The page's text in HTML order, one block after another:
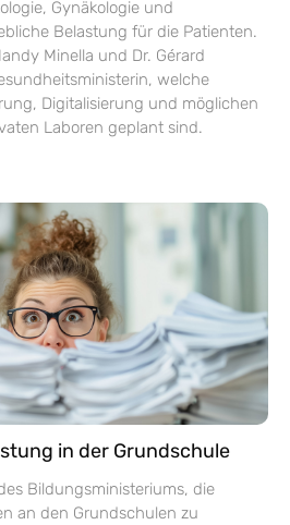
Gynäkologie und
Belastung für die Patienten.
Minella und Dr. Gérard
welche
Digitalisierung und möglichen
Laboren geplant sind.
in der Grundschule
Bildungsministeriums, die
an den Grundschulen zu